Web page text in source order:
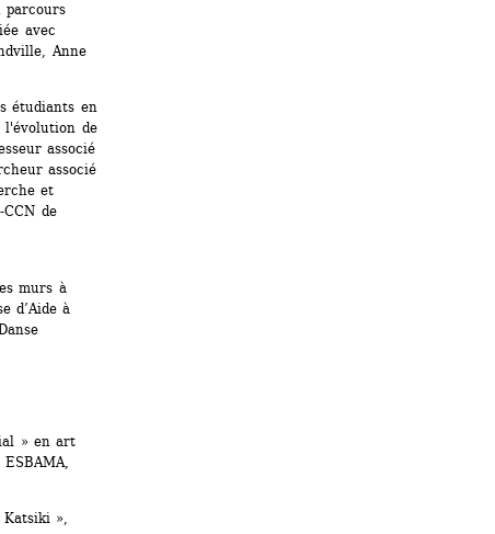
parcours
avec
Anne
étudiants en
l'évolution de
associé
associé
et
de
murs à
d’Aide à
» en art
»,